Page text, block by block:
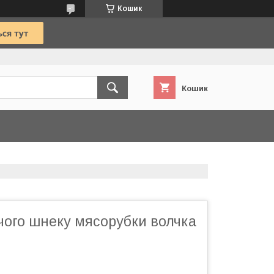
Кошик
Кошик
шнеку мясорубки волчка